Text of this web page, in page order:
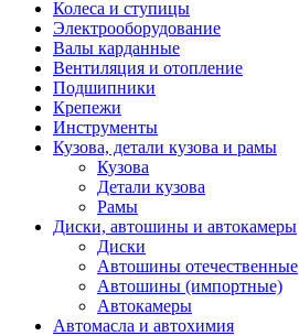
Колеса и ступицы
Электрооборудование
Валы карданные
Вентиляция и отопление
Подшипники
Крепежи
Инструменты
Кузова, детали кузова и рамы
Кузова
Детали кузова
Рамы
Диски, автошины и автокамеры
Диски
Автошины отечественные
Автошины (импортные)
Автокамеры
Автомасла и автохимия